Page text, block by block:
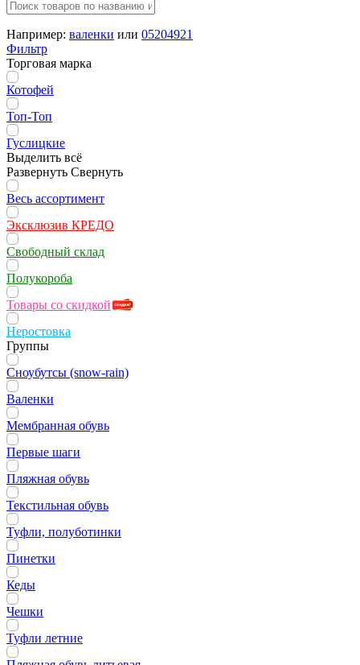
Например: валенки или 05204921
Фильтр
Торговая марка
Котофей
Топ-Топ
Гуслицкие
Выделить всё
Развернуть Свернуть
Весь ассортимент
Эксклюзив КРЕДО
Свободный склад
Полукороба
Товары со скидкой
Неростовка
Группы
Сноубутсы (snow-rain)
Валенки
Мембранная обувь
Первые шаги
Пляжная обувь
Текстильная обувь
Туфли, полуботинки
Пинетки
Кеды
Чешки
Туфли летние